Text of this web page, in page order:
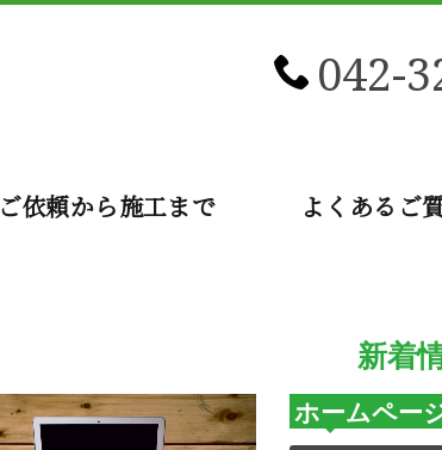
042-
ご依頼から施工まで よくあるご
新着
ホームペー